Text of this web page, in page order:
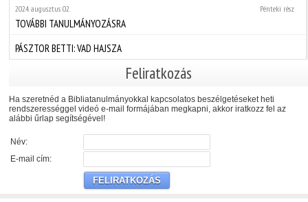
Pénteki rész
2024. augusztus 02.
TOVÁBBI TANULMÁNYOZÁSRA
PÁSZTOR BETTI: VAD HAJSZA
Feliratkozás
Ha szeretnéd a Bibliatanulmányokkal kapcsolatos beszélgetéseket heti
rendszerességgel videó e-mail formájában megkapni, akkor iratkozz fel az
alábbi űrlap segítségével!
Név:
E-mail cím: